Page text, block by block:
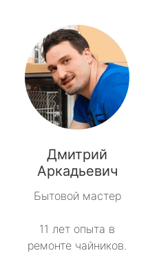
Дмитрий
Аркадьевич
Бытовой мастер
11 лет опыта в
ремонте чайников.